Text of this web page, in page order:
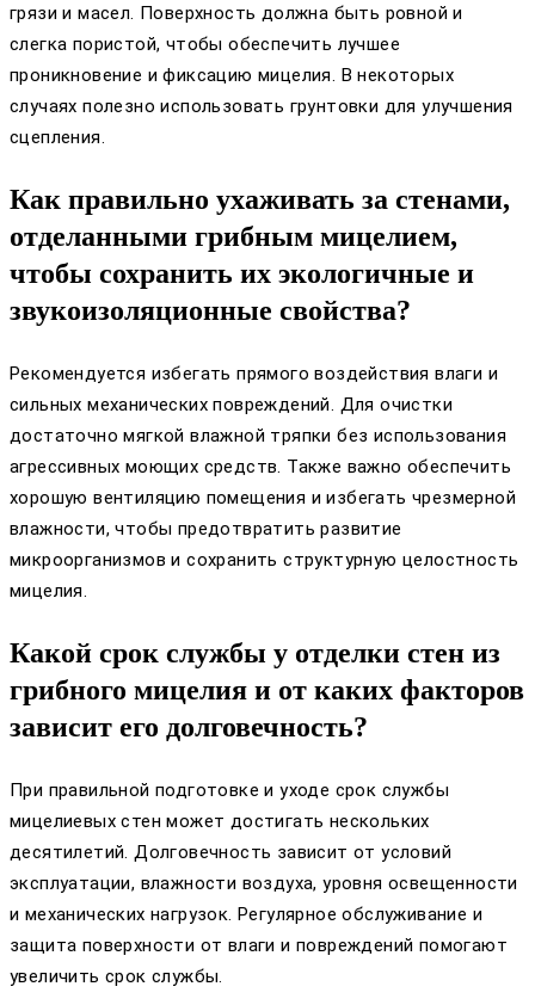
грязи и масел. Поверхность должна быть ровной и
слегка пористой, чтобы обеспечить лучшее
проникновение и фиксацию мицелия. В некоторых
случаях полезно использовать грунтовки для улучшения
сцепления.
Как правильно ухаживать за стенами,
отделанными грибным мицелием,
чтобы сохранить их экологичные и
звукоизоляционные свойства?
Рекомендуется избегать прямого воздействия влаги и
сильных механических повреждений. Для очистки
достаточно мягкой влажной тряпки без использования
агрессивных моющих средств. Также важно обеспечить
хорошую вентиляцию помещения и избегать чрезмерной
влажности, чтобы предотвратить развитие
микроорганизмов и сохранить структурную целостность
мицелия.
Какой срок службы у отделки стен из
грибного мицелия и от каких факторов
зависит его долговечность?
При правильной подготовке и уходе срок службы
мицелиевых стен может достигать нескольких
десятилетий. Долговечность зависит от условий
эксплуатации, влажности воздуха, уровня освещенности
и механических нагрузок. Регулярное обслуживание и
защита поверхности от влаги и повреждений помогают
увеличить срок службы.